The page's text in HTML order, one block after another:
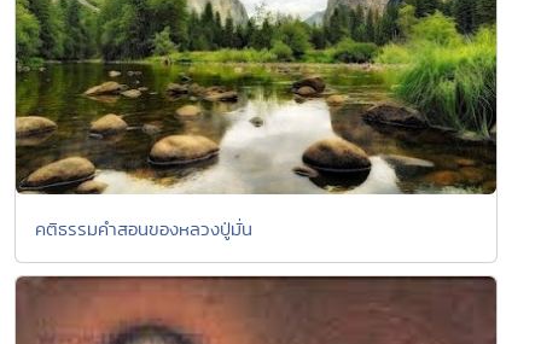
คติธรรมคำสอนของหลวงปู่มั่น